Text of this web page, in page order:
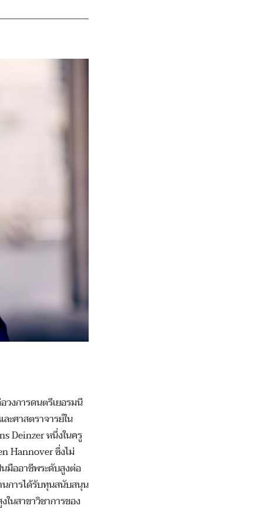
งการดนตรีเยอรมนี
ะศาสตราจารย์ใน
Deinzer หนึ่งในครู
Hannover ซึ่งไม่
มืออาชีพระดับสูงต่อ
การได้รับทุนสนับสนุน
นสาขาวิชาการของ